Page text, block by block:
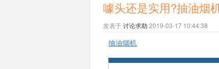
噱头还是实用?抽油烟
发表于讨论求助 2019-03-17 10:44:38
抽油烟机